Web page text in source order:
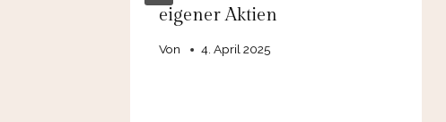
eigener Aktien
Von 4. April 2025